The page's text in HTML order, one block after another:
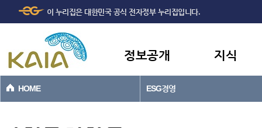
본문바로가기
이 누리집은 대한민국 공식 전자정부 누리집입니다.
정보공개 지식
HOME ESG경영